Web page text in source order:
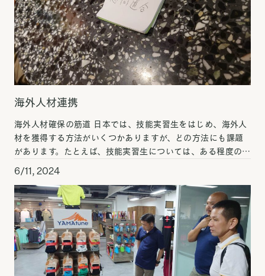
海外人材連携
海外人材確保の筋道 日本では、技能実習生をはじめ、海外人
材を獲得する方法がいくつかありますが、どの方法にも課題
があります。たとえば、技能実習生については、ある程度の年
6/11, 2024